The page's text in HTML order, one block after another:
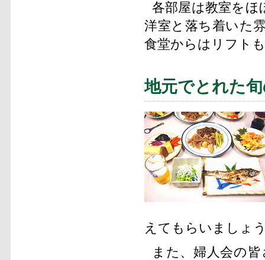
各部屋は教室をほ
洋室と落ち着いた
食堂からはリフト
地元でとれた
えてもらいましょ
また、婦人会の